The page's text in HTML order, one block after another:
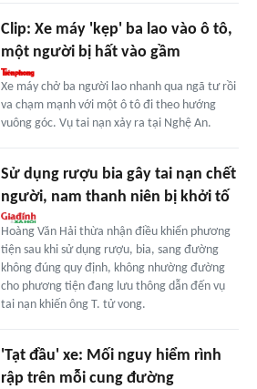
Clip: Xe máy 'kẹp' ba lao vào ô tô,
một người bị hất vào gầm
Xe máy chở ba người lao nhanh qua ngã tư rồi
va chạm mạnh với một ô tô đi theo hướng
vuông góc. Vụ tai nạn xảy ra tại Nghệ An.
Sử dụng rượu bia gây tai nạn chết
người, nam thanh niên bị khởi tố
Hoàng Văn Hải thừa nhận điều khiển phương
tiện sau khi sử dụng rượu, bia, sang đường
không đúng quy định, không nhường đường
cho phương tiện đang lưu thông dẫn đến vụ
tai nạn khiến ông T. tử vong.
'Tạt đầu' xe: Mối nguy hiểm rình
rập trên mỗi cung đường